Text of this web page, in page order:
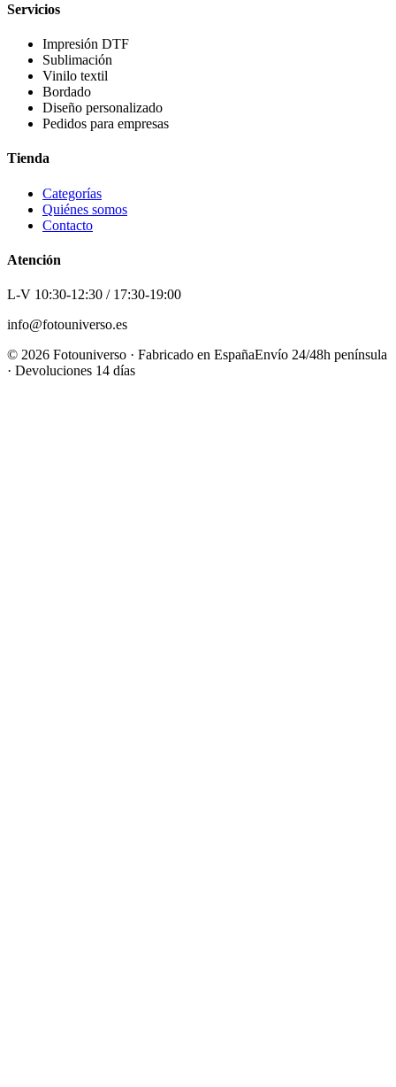
Servicios
Impresión DTF
Sublimación
Vinilo textil
Bordado
Diseño personalizado
Pedidos para empresas
Tienda
Categorías
Quiénes somos
Contacto
Atención
L-V 10:30-12:30 / 17:30-19:00
info@fotouniverso.es
© 2026 Fotouniverso · Fabricado en EspañaEnvío 24/48h península
· Devoluciones 14 días